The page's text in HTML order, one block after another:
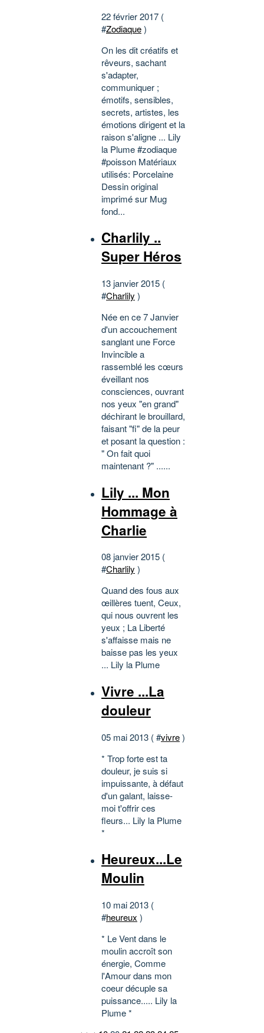
22 février 2017 (
#Zodiaque)
On les dit créatifs et
rêveurs, sachant
s'adapter,
communiquer ;
émotifs, sensibles,
secrets, artistes, les
émotions dirigent et la
raison s'aligne ... Lily
la Plume #zodiaque
#poisson Matériaux
utilisés: Porcelaine
Dessin original
imprimé sur Mug
fond...
Charlily ..
Super Héros
13 janvier 2015 (
#Charlily )
Née en ce 7 Janvier
d'un accouchement
sanglant une Force
Invincible a
rassemblé les cœurs
éveillant nos
consciences, ouvrant
nos yeux "en grand"
déchirant le brouillard,
faisant "fi" de la peur
et posant la question :
" On fait quoi
maintenant ?" ......
Lily ... Mon
Hommage à
Charlie
08 janvier 2015 (
#Charlily )
Quand des fous aux
œillères tuent, Ceux,
qui nous ouvrent les
yeux ; La Liberté
s'affaisse mais ne
baisse pas les yeux
... Lily la Plume
Vivre ...La
douleur
05 mai 2013 ( #vivre)
* Trop forte est ta
douleur, je suis si
impuissante, à défaut
d'un galant, laisse-
moi t'offrir ces
fleurs... Lily la Plume
*
Heureux...Le
Moulin
10 mai 2013 (
#heureux )
* Le Vent dans le
moulin accroît son
énergie, Comme
l'Amour dans mon
coeur décuple sa
puissance..... Lily la
Plume *